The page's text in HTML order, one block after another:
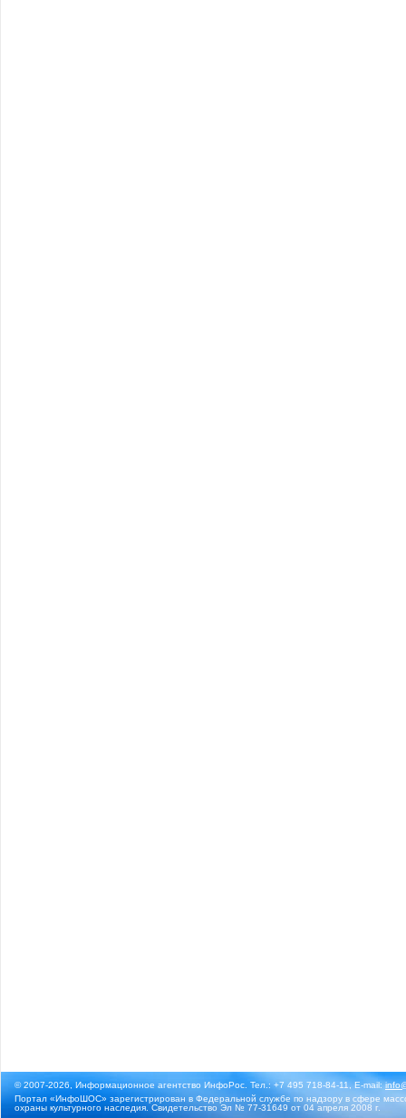
© 2007-2026, Информационное агентство ИнфоРос. Тел.: +7 495 718-84-11, E-mail:
Портал «ИнфоШОС» зарегистрирован в Федеральной службе по надзору в сфере
охраны культурного наследия. Свидетельство Эл № 77-31649 от 04 апреля 2008 г.